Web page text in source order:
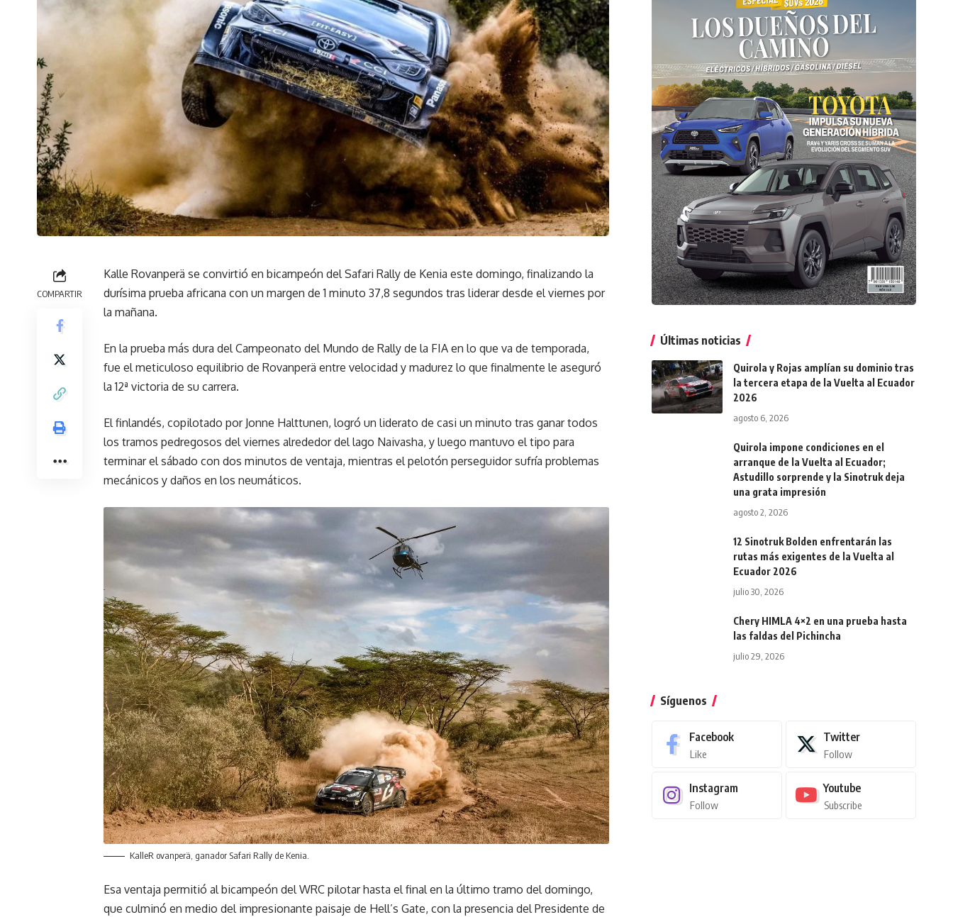
COMPARTIR
Kalle Rovanperä se convirtió en bicampeón del Safari Rally de Kenia este domingo, finalizando la
durísima prueba africana con un margen de 1 minuto 37,8 segundos tras liderar desde el viernes por
la mañana.
En la prueba más dura del Campeonato del Mundo de Rally de la FIA en lo que va de temporada,
fue el meticuloso equilibrio de Rovanperä entre velocidad y madurez lo que finalmente le aseguró
la 12ª victoria de su carrera.
El finlandés, copilotado por Jonne Halttunen, logró un liderato de casi un minuto tras ganar todos
los tramos pedregosos del viernes alrededor del lago Naivasha, y luego mantuvo el tipo para
terminar el sábado con dos minutos de ventaja, mientras el pelotón perseguidor sufría problemas
mecánicos y daños en los neumáticos.
KalleR ovanperä, ganador Safari Rally de Kenia.
Esa ventaja permitió al bicampeón del WRC pilotar hasta el final en la último tramo del domingo,
que culminó en medio del impresionante paisaje de Hell’s Gate, con la presencia del Presidente de
Últimas noticias
Quirola y Rojas amplían su dominio tras
la tercera etapa de la Vuelta al Ecuador
2026
agosto 6, 2026
Quirola impone condiciones en el
arranque de la Vuelta al Ecuador;
Astudillo sorprende y la Sinotruk deja
una grata impresión
agosto 2, 2026
12 Sinotruk Bolden enfrentarán las
rutas más exigentes de la Vuelta al
Ecuador 2026
julio 30, 2026
Chery HIMLA 4×2 en una prueba hasta
las faldas del Pichincha
julio 29, 2026
Síguenos
Facebook
Like
Twitter
Follow
Instagram
Follow
Youtube
Subscribe